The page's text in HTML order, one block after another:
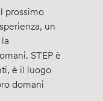
prossimo
un
STEP è
è il luogo
domani